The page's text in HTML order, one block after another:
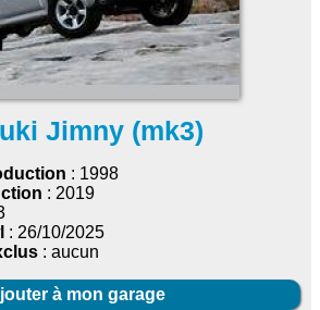
Jimny (mk3)
: 1998
: 2019
: 26/10/2025
: aucun
à mon garage